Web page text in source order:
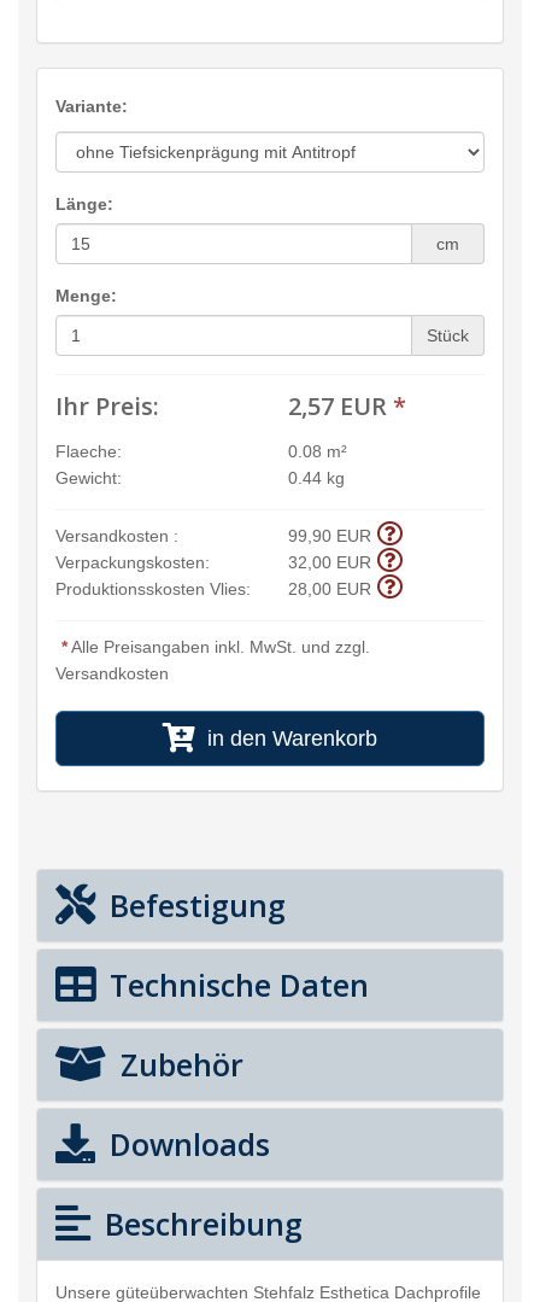
Variante:
Länge:
cm
Menge:
Stück
Ihr Preis: 2,57 EUR*
Flaeche:
0.08 m²
Gewicht:
0.44 kg
Versandkosten :
99,90 EUR
Verpackungskosten:
32,00 EUR
Produktionsskosten Vlies:
28,00 EUR
*Alle Preisangaben inkl. MwSt. und zzgl.
Versandkosten
in den Warenkorb
Befestigung
Technische Daten
Zubehör
Downloads
Beschreibung
Unsere güteüberwachten Stehfalz Esthetica Dachprofile